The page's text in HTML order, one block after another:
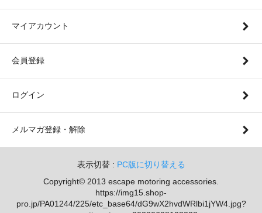
マイアカウント
会員登録
ログイン
メルマガ登録・解除
表示切替 : PC版に切り替える
Copyright© 2013 escape motoring accessories.
https://img15.shop-
pro.jp/PA01244/225/etc_base64/dG9wX2hvdWRlbi1jYW4.jpg?